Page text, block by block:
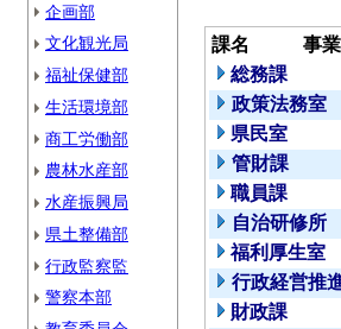
企画部
文化観光局
福祉保健部
生活環境部
商工労働部
農林水産部
水産振興局
県土整備部
行政監察監
警察本部
課名 事
総務課
政策法務室
県民室
管財課
職員課
自治研修所
福利厚生室
行政経営推
財政課